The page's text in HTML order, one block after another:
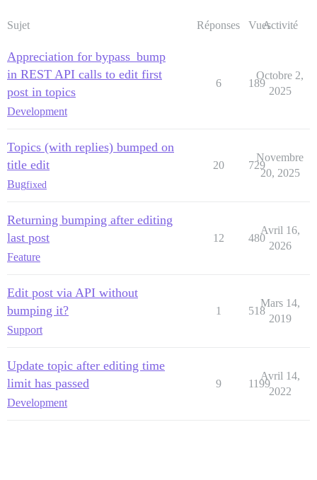
Sujet Réponses VuesActivité
Appreciation for bypass_bump
in REST API calls to edit first
post in topics
Development
6 189
Octobre 2,
2025
Topics (with replies) bumped on
title edit
Bugfixed
20 729
Novembre
20, 2025
Returning bumping after editing
last post
Feature
12 480
Avril 16,
2026
Edit post via API without
bumping it?
Support
1 518
Mars 14,
2019
Update topic after editing time
limit has passed
Development
9 1199
Avril 14,
2022